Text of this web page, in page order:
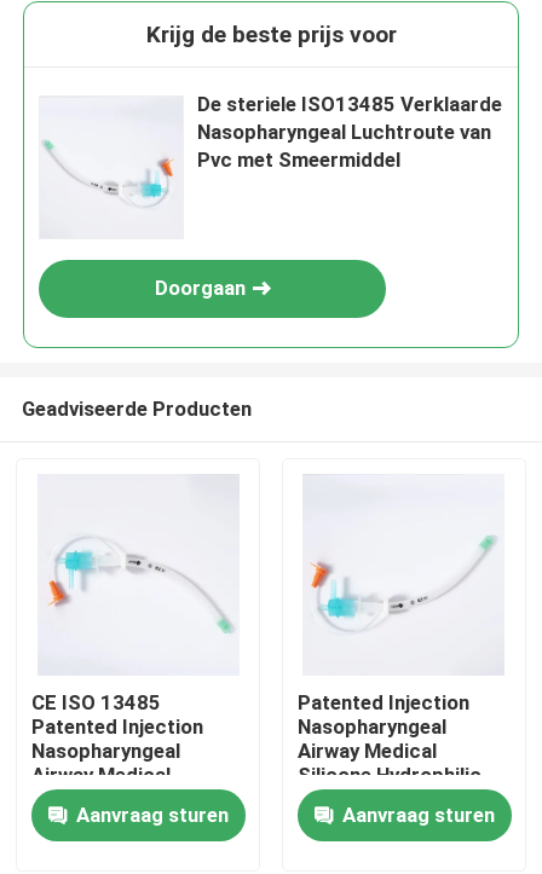
Thuis
Producten
Krijg de beste prijs voor
De steriele ISO13485 Verklaarde
Nasopharyngeal Luchtroute van
Pvc met Smeermiddel
Doorgaan
Geadviseerde Producten
CE ISO 13485
Patented Injection
Nasopharyngeal
Airway Medical
Silicone Hydrophilic
coating OEM ODM
Aanvraag sturen
Patented Injection
Nasopharyngeal
Airway Medical
Silicone Hydrophilic
coating CE ISO
Certification
Aanvraag sturen